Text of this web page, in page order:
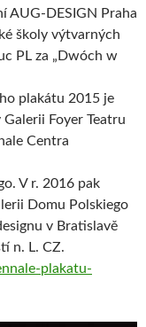
AUG-DESIGN Praha
školy výtvarných
PL za „Dwóch w
plakátu 2015 je
Foyer Teatru
Centra
V r. 2016 pak
Domu Polskiego
v Bratislavě
n. L. CZ.
plakatu-